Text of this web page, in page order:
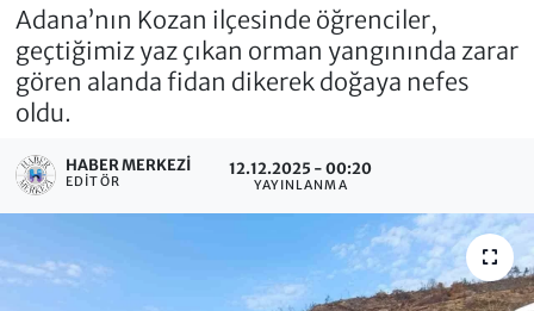
Adana’nın Kozan ilçesinde öğrenciler,
geçtiğimiz yaz çıkan orman yangınında zarar
gören alanda fidan dikerek doğaya nefes
oldu.
HABER MERKEZI
EDITÖR
12.12.2025 - 00:20
YAYINLANMA